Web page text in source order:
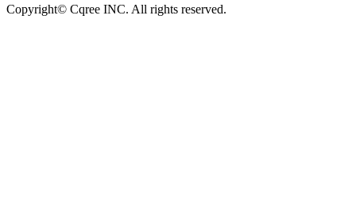
Copyright© Cqree INC. All rights reserved.